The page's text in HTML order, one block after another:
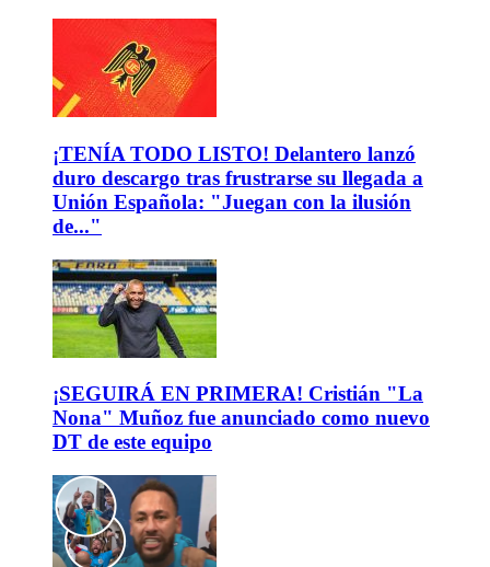
¡TENÍA TODO LISTO! Delantero lanzó
duro descargo tras frustrarse su llegada a
Unión Española: "Juegan con la ilusión
de..."
¡SEGUIRÁ EN PRIMERA! Cristián "La
Nona" Muñoz fue anunciado como nuevo
DT de este equipo